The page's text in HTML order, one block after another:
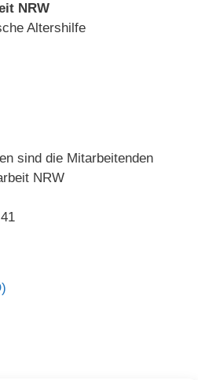
NRW
Altershilfe
sind die Mitarbeitenden
NRW